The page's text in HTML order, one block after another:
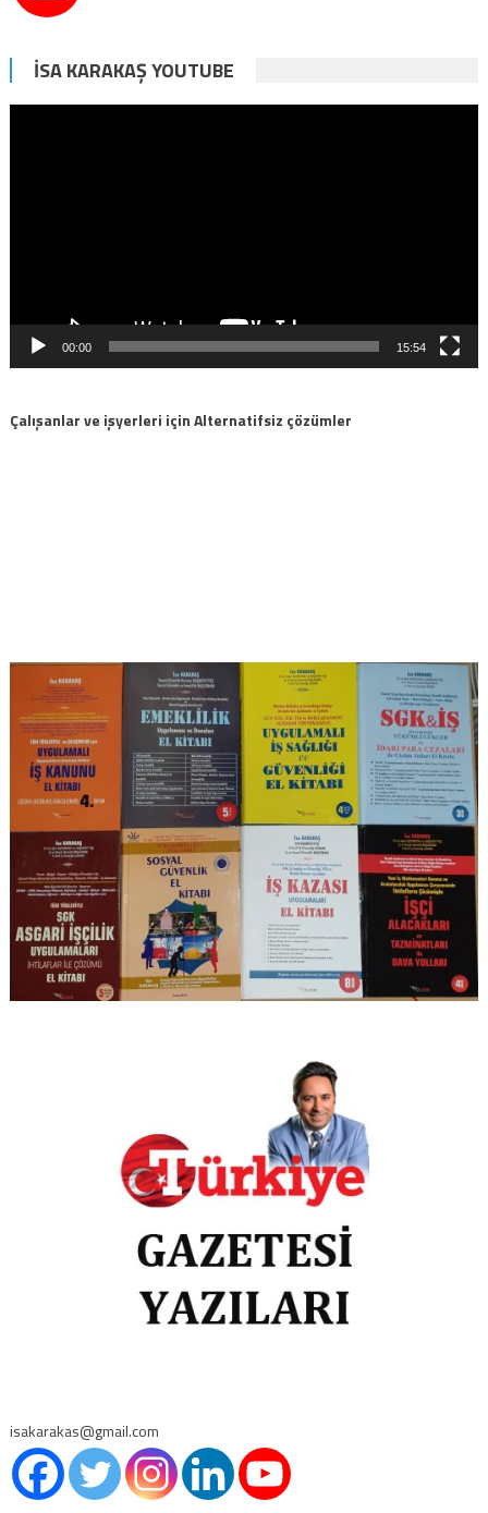
İSA KARAKAŞ YOUTUBE
00:00 15:54
Çalışanlar ve işyerleri için Alternatifsiz çözümler
isakarakas@gmail.com